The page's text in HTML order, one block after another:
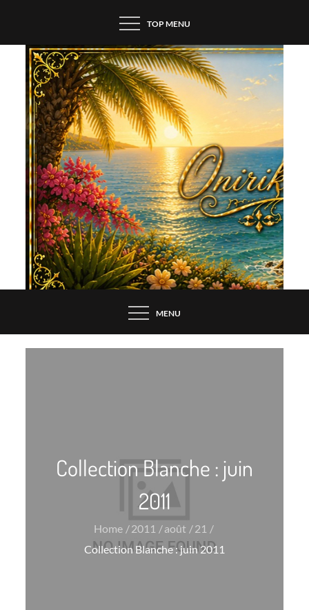
content
TOP MENU
MENU
Collection Blanche : juin
2011
Home 2011 août
21
Collection Blanche : juin 2011